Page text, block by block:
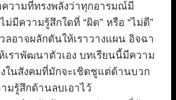
วามที่ทรงพลังว่าทุกอารมณ์มี
มีความรู้สึกใดที่ “ผิด” หรือ “ไม่ดี”
ลอาจผลักดันให้เราวางแผน อิจฉา
เราพัฒนาตัวเอง บทเรียนนี้มีความ
ในสังคมที่มักจะเชิดชูแต่ด้านบวก
มรู้สึกด้านลบเอาไว้